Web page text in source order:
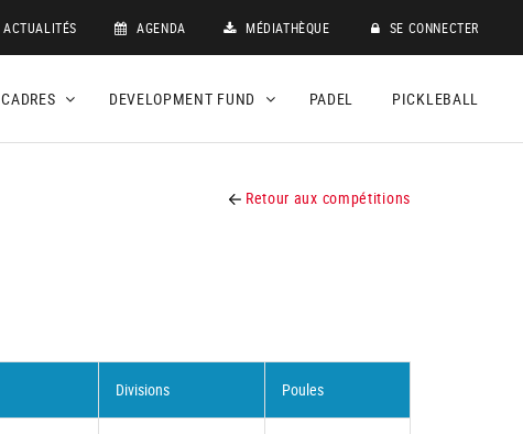
ACTUALITÉS AGENDA MÉDIATHÈQUE SE CONNECTER
CADRES DEVELOPMENT FUND PADEL PICKLEBALL
Retour aux compétitions
Divisions Poules